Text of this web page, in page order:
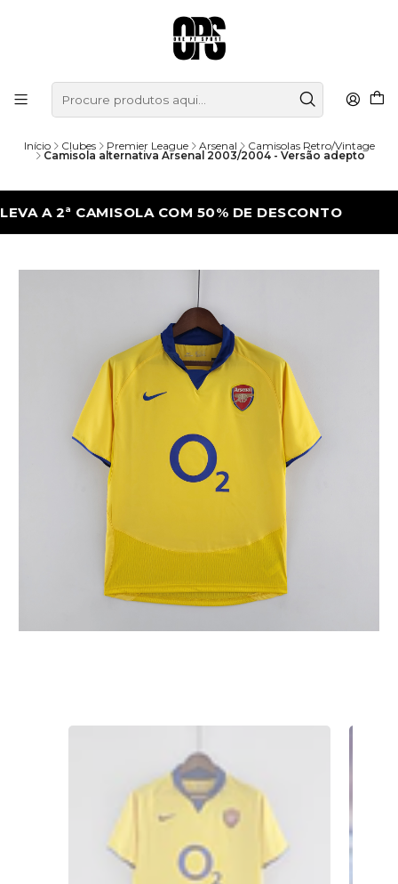
Início Clubes Premier League Arsenal Camisolas Retro/Vintage
Camisola alternativa Arsenal 2003/2004 - Versão adepto
CAMISOLA COM 50% DE DESCONTO